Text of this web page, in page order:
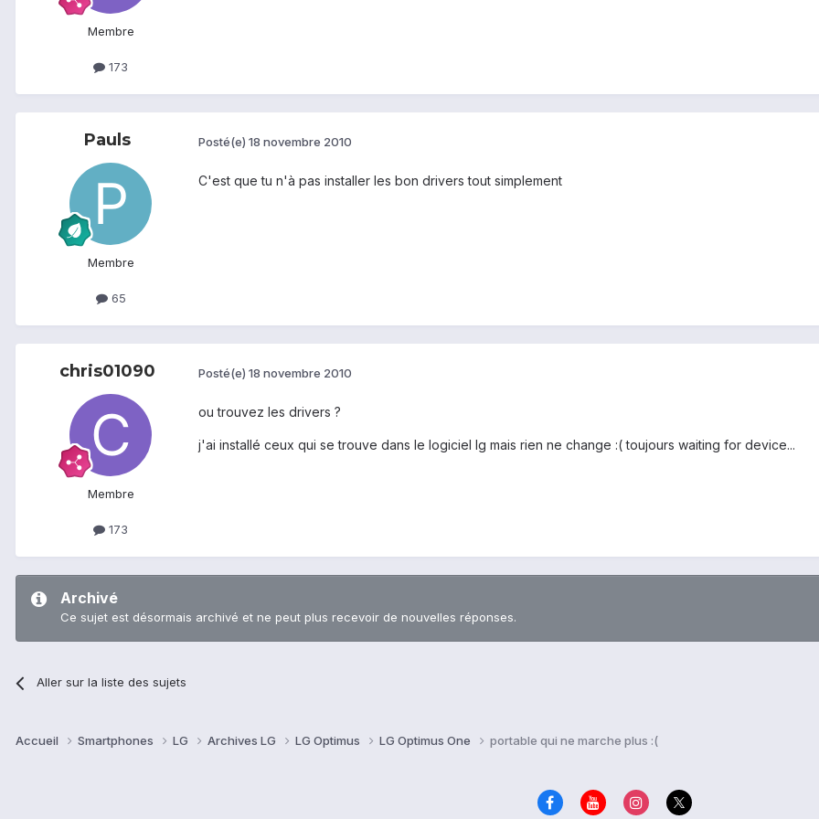
Membre
173
Pauls
Membre
65
Posté(e) 18 novembre 2010
C'est que tu n'à pas installer les bon drivers tout simplement
chris01090
Membre
173
Posté(e) 18 novembre 2010
ou trouvez les drivers ?
j'ai installé ceux qui se trouve dans le logiciel lg mais rien ne change :( toujours waiting for device...
Archivé
Ce sujet est désormais archivé et ne peut plus recevoir de nouvelles réponses.
Aller sur la liste des sujets
Accueil Smartphones LG Archives LG LG Optimus LG Optimus One portable qui ne marche plus :(